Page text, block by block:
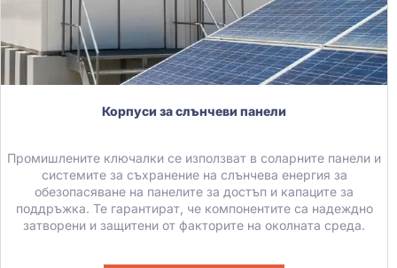
Корпуси за слънчеви панели
Промишлените ключалки се използват в соларните панели и
системите за съхранение на слънчева енергия за
обезопасяване на панелите за достъп и капаците за
поддръжка. Те гарантират, че компонентите са надеждно
затворени и защитени от факторите на околната среда.